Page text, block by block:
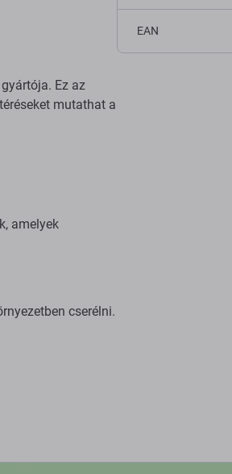
Ez az
mutathat a
amelyek
cserélni.
EAN